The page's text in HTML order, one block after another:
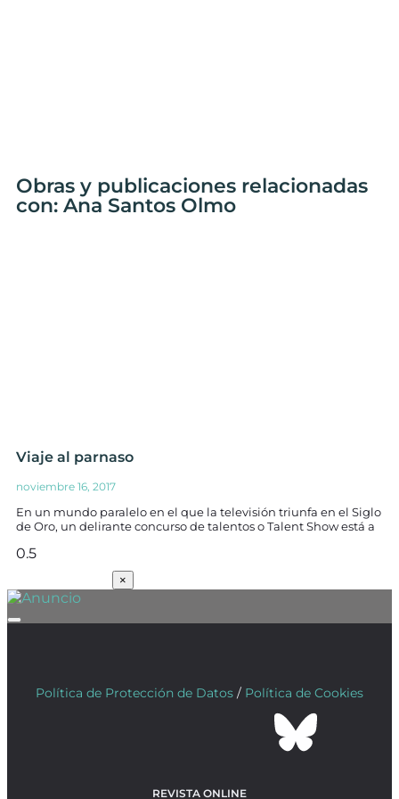
Obras y publicaciones relacionadas
con: Ana Santos Olmo
Viaje al parnaso
noviembre 16, 2017
En un mundo paralelo en el que la televisión triunfa en el Siglo
de Oro, un delirante concurso de talentos o Talent Show está a
×
Política de Protección de Datos / Política de Cookies
REVISTA ONLINE